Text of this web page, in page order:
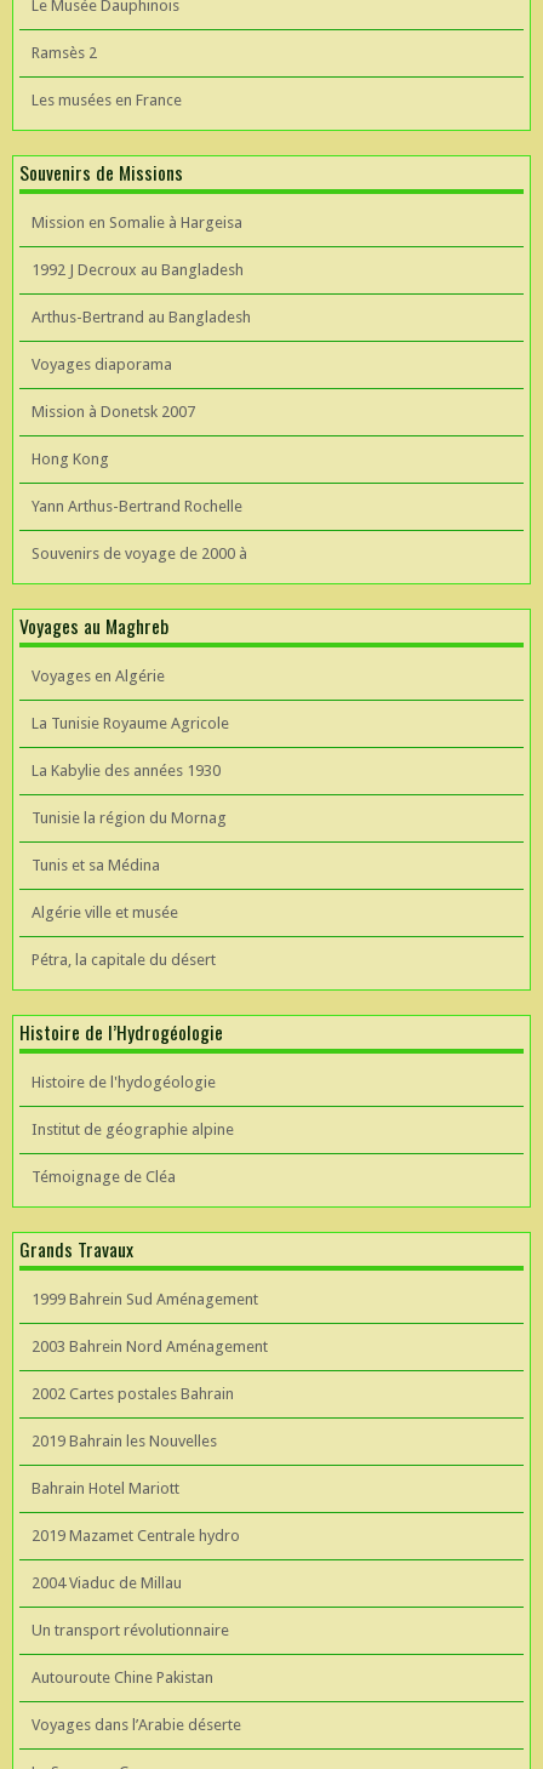
Le Musée Dauphinois
Ramsès 2
Les musées en France
Souvenirs de Missions
Mission en Somalie à Hargeisa
1992 J Decroux au Bangladesh
Arthus-Bertrand au Bangladesh
Voyages diaporama
Mission à Donetsk 2007
Hong Kong
Yann Arthus-Bertrand Rochelle
Souvenirs de voyage de 2000 à
Voyages au Maghreb
Voyages en Algérie
La Tunisie Royaume Agricole
La Kabylie des années 1930
Tunisie la région du Mornag
Tunis et sa Médina
Algérie ville et musée
Pétra, la capitale du désert
Histoire de l’Hydrogéologie
Histoire de l'hydogéologie
Institut de géographie alpine
Témoignage de Cléa
Grands Travaux
1999 Bahrein Sud Aménagement
2003 Bahrein Nord Aménagement
2002 Cartes postales Bahrain
2019 Bahrain les Nouvelles
Bahrain Hotel Mariott
2019 Mazamet Centrale hydro
2004 Viaduc de Millau
Un transport révolutionnaire
Autouroute Chine Pakistan
Voyages dans l’Arabie déserte